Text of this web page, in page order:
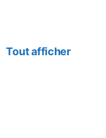
Tout afficher